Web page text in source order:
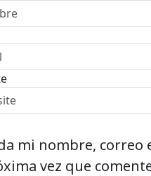
mi nombre, correo
vez que